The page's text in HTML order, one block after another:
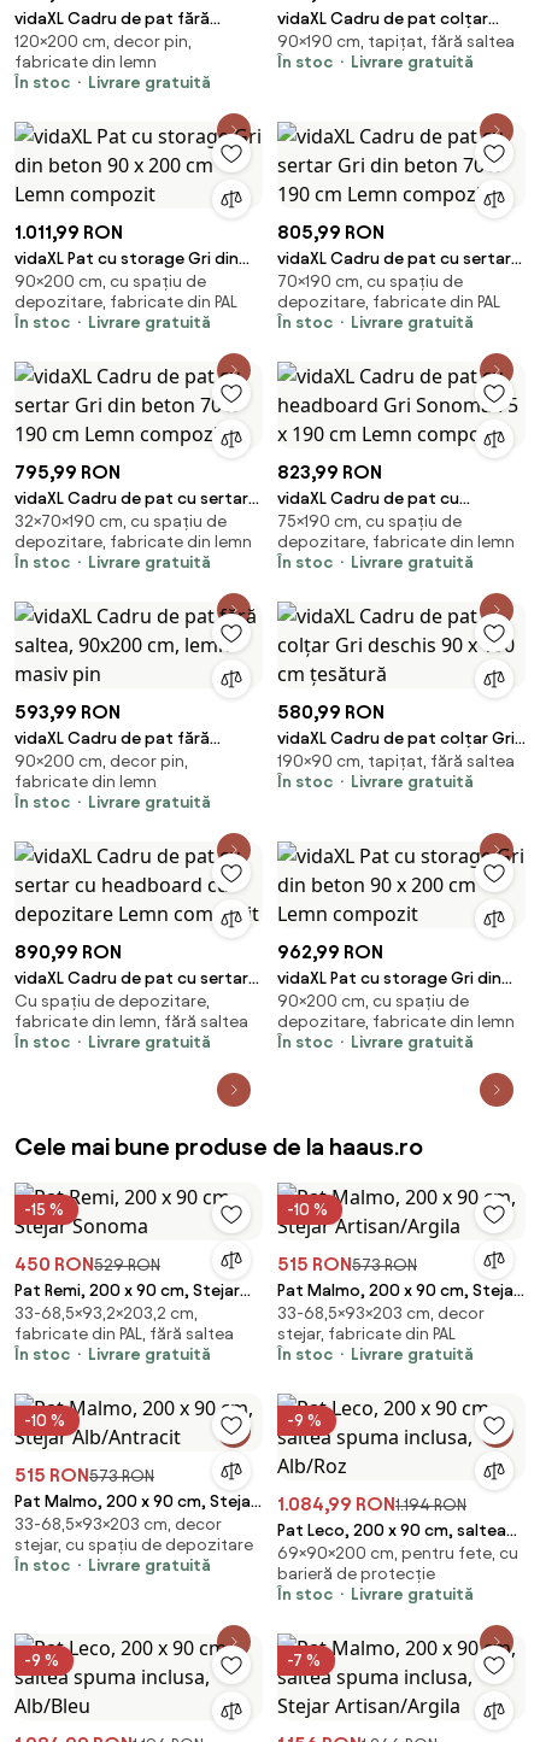
vidaXL Cadru de pat fără
saltea, 120x200 cm, lemn masiv
pin
120×200 cm, decor pin,
fabricate din lemn
În stoc
Livrare gratuită
vidaXL Cadru de pat colțar
Crem 90 x 190 cm țesătură
90×190 cm, tapițat, fără saltea
În stoc
Livrare gratuită
1.011,99 RON
vidaXL Pat cu storage Gri din
beton 90 x 200 cm Lemn
compozit
90×200 cm, cu spațiu de
depozitare, fabricate din PAL
În stoc
Livrare gratuită
805,99 RON
vidaXL Cadru de pat cu sertar
Gri din beton 70 x 190 cm Lemn
compozit
70×190 cm, cu spațiu de
depozitare, fabricate din PAL
În stoc
Livrare gratuită
795,99 RON
vidaXL Cadru de pat cu sertar
Gri din beton 70 x 190 cm Lemn
compozit
32×70×190 cm, cu spațiu de
depozitare, fabricate din lemn
În stoc
Livrare gratuită
823,99 RON
vidaXL Cadru de pat cu
headboard Gri Sonoma 75 x 190
cm Lemn compozit
75×190 cm, cu spațiu de
depozitare, fabricate din lemn
În stoc
Livrare gratuită
593,99 RON
vidaXL Cadru de pat fără
saltea, 90x200 cm, lemn masiv
pin
90×200 cm, decor pin,
fabricate din lemn
În stoc
Livrare gratuită
580,99 RON
vidaXL Cadru de pat colțar Gri
deschis 90 x 190 cm țesătură
190×90 cm, tapițat, fără saltea
În stoc
Livrare gratuită
890,99 RON
vidaXL Cadru de pat cu sertar
cu headboard cu depozitare
Lemn compozit
Cu spațiu de depozitare,
fabricate din lemn, fără saltea
În stoc
Livrare gratuită
962,99 RON
vidaXL Pat cu storage Gri din
beton 90 x 200 cm Lemn
compozit
90×200 cm, cu spațiu de
depozitare, fabricate din lemn
În stoc
Livrare gratuită
Cele mai bune produse de la haaus.ro
-15 %
450 RON529 RON
Pat Remi, 200 x 90 cm, Stejar
Sonoma
33-68,5×93,2×203,2 cm,
fabricate din PAL, fără saltea
În stoc
Livrare gratuită
-10 %
515 RON573 RON
Pat Malmo, 200 x 90 cm, Stejar
Artisan/Argila
33-68,5×93×203 cm, decor
stejar, fabricate din PAL
În stoc
Livrare gratuită
-10 %
515 RON573 RON
Pat Malmo, 200 x 90 cm, Stejar
Alb/Antracit
33-68,5×93×203 cm, decor
stejar, cu spațiu de depozitare
În stoc
Livrare gratuită
-9 %
1.084,99 RON1.194 RON
Pat Leco, 200 x 90 cm, saltea
spuma inclusa, Alb/Roz
69×90×200 cm, pentru fete, cu
barieră de protecție
În stoc
Livrare gratuită
-9 % -7 %